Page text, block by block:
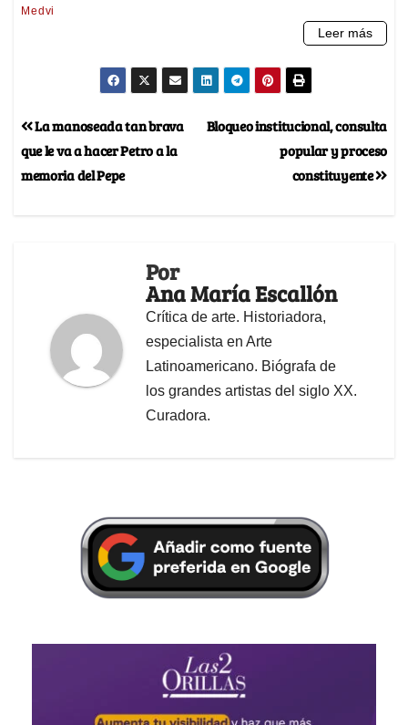
Bloqueo institucional, consulta
popular y proceso
constituyente
La manoseada tan brava
que le va a hacer Petro a la
memoria del Pepe
Por
Ana María Escallón
Crítica de arte. Historiadora,
especialista en Arte
Latinoamericano. Biógrafa de
los grandes artistas del siglo XX.
Curadora.